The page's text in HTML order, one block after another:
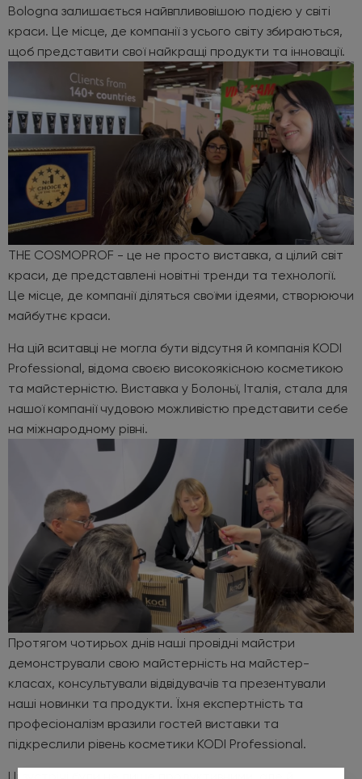
Bologna залишається найвпливовішою подією у світі
краси. Це місце, де компанії з усього світу збираються,
щоб представити свої найкращі продукти та інновації.
THE COSMOPROF - це не просто виставка, а цілий світ
краси, де представлені новітні тренди та технології.
Це місце, де компанії діляться своїми ідеями, створюючи
майбутнє краси.
На цій вситавці не могла бути відсутня й компанія KODI
Professional, відома своєю високоякісною косметикою
та майстерністю. Виставка у Болоньї, Італія, стала для
нашої компанії чудовою можливістю представити себе
на міжнародному рівні.
Протягом чотирьох днів наші провідні майстри
демонстрували свою майстерність на майстер-
класах, консультували відвідувачів та презентували
наші новинки та продукти. Їхня експертність та
професіоналізм вразили гостей виставки та
підкреслили рівень косметики KODI Professional.
Ці зустрічі були не лише продуктивними, але й